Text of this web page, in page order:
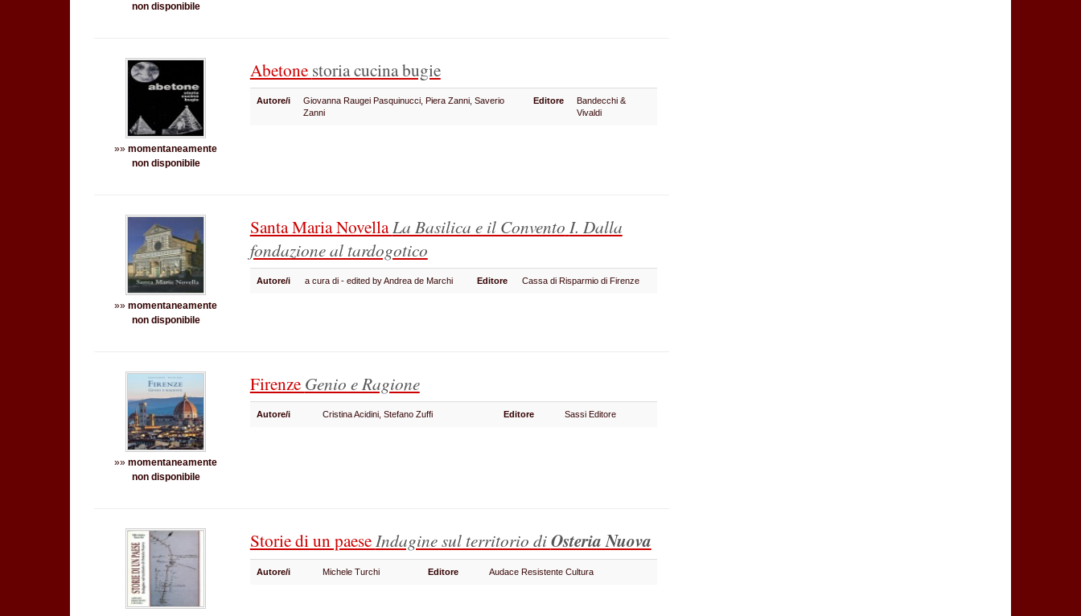
non disponibile
»»momentaneamente
non disponibile
Abetone storia cucina bugie
Autore/i
Giovanna Raugei Pasquinucci, Piera Zanni, Saverio
Zanni
Editore
Bandecchi &
Vivaldi
»»momentaneamente
non disponibile
Santa Maria NovellaLa Basilica e il Convento I. Dalla
fondazione al tardogotico
Autore/i a cura di - edited by Andrea de Marchi Editore Cassa di Risparmio di Firenze
»»momentaneamente
non disponibile
Firenze Genio e Ragione
Autore/i Cristina Acidini, Stefano Zuffi Editore Sassi Editore
Storie di un paeseIndagine sul territorio diOsteria Nuova
Autore/i Michele Turchi Editore Audace Resistente Cultura